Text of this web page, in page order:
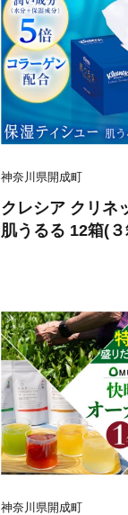
ぃっしゅ てぃし
e 常備 必需品 紙
製 国産 業務用
神奈川県 開成町
神奈川県開成町
クレシア クリネ
肌うるる 12箱(
ネックス ロー
ッシュ ティッ
ティシュ ティシ
ションティッシ
活用品 常備品
とめ買い 防災
分配合 開成町
神奈川県開成町